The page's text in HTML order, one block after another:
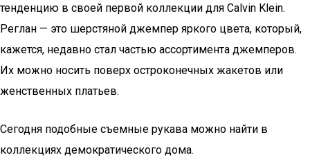
тенденцию в своей первой коллекции для Calvin Klein.
Реглан — это шерстяной джемпер яркого цвета, который,
кажется, недавно стал частью ассортимента джемперов.
Их можно носить поверх остроконечных жакетов или
женственных платьев.
Сегодня подобные съемные рукава можно найти в
коллекциях демократического дома.